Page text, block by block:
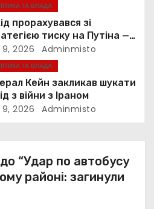
ТА ВЛАДА
прорахувався зі
тиску на Путіна —
Policy
2026 Adminmisto
ТА ВЛАДА
Кейн закликав шукати
з війни з Іраном
2026 Adminmisto
“Удар по автобусу
районі: загинули